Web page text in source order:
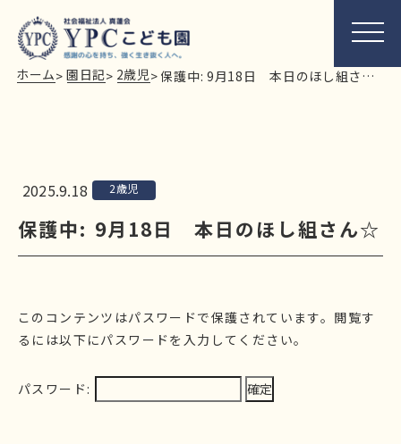
ホーム> 園日記> 2歳児> 保護中: 9月18日 本日のほし組さん☆
2025.9.18 2歳児
保護中: 9月18日 本日のほし組さん☆
このコンテンツはパスワードで保護されています。閲覧す
るには以下にパスワードを入力してください。
パスワード: